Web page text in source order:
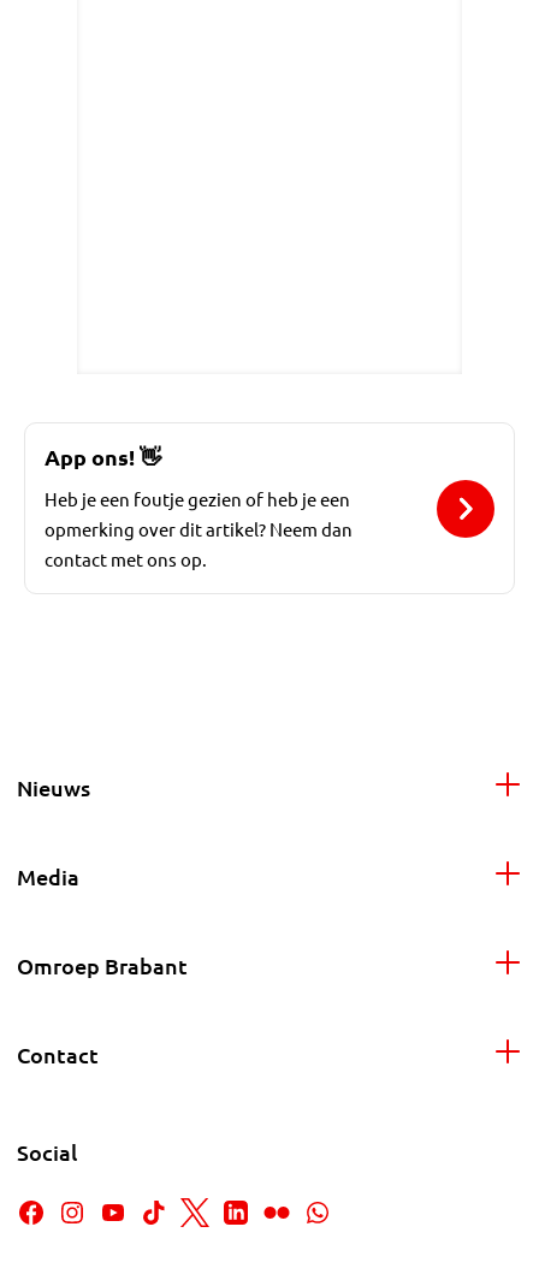
App ons!👋
Heb je een foutje gezien of heb je een
opmerking over dit artikel? Neem dan
contact met ons op.
Nieuws
Media
Omroep Brabant
Contact
Social